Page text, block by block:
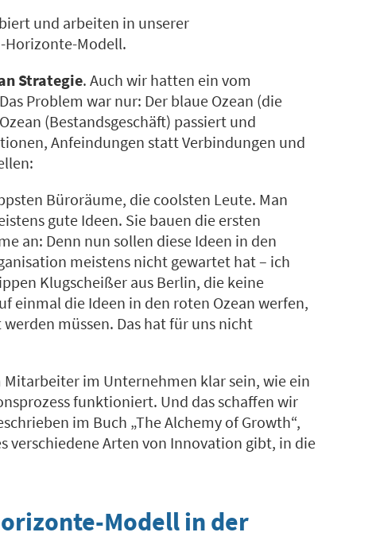
und arbeiten in unserer
Modell.
Strategie. Auch wir hatten ein vom
Problem war nur: Der blaue Ozean (die
(Bestandsgeschäft) passiert und
Anfeindungen statt Verbindungen und
Büroräume, die coolsten Leute. Man
gute Ideen. Sie bauen die ersten
an: Denn nun sollen diese Ideen in den
meistens nicht gewartet hat – ich
Klugscheißer aus Berlin, die keine
einmal die Ideen in den roten Ozean werfen,
müssen. Das hat für uns nicht
Mitarbeiter im Unternehmen klar sein, wie ein
funktioniert. Und das schaffen wir
im Buch „The Alchemy of Growth“,
verschiedene Arten von Innovation gibt, in die
Modell in der